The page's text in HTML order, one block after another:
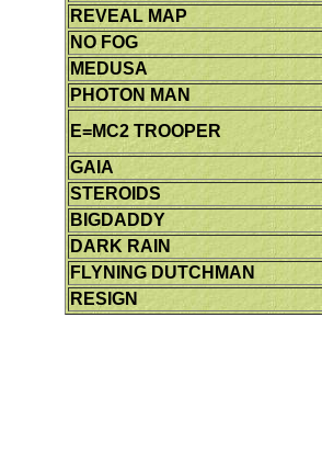
REVEAL MAP
NO FOG
MEDUSA
PHOTON MAN
E=MC2 TROOPER
GAIA
STEROIDS
BIGDADDY
DARK RAIN
FLYNING DUTCHMAN
RESIGN